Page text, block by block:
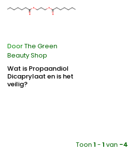
DoorThe Green
Beauty Shop
Wat is Propaandiol
Dicaprylaat en is het
veilig?
Toon 1 - 1 van -4